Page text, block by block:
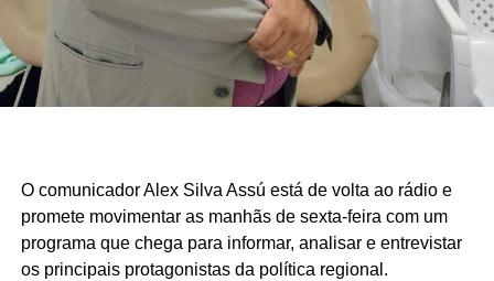
O comunicador Alex Silva Assú está de volta ao rádio e
promete movimentar as manhãs de sexta-feira com um
programa que chega para informar, analisar e entrevistar
os principais protagonistas da política regional.